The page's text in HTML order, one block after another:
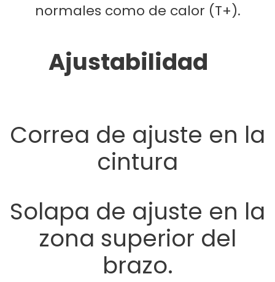
normales como de calor (T+).
Ajustabilidad
Correa de ajuste en la
cintura
Solapa de ajuste en la
zona superior del
brazo.